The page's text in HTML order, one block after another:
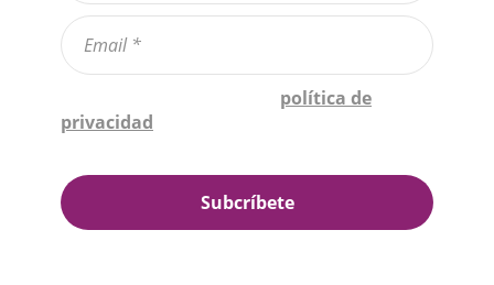
política de
privacidad